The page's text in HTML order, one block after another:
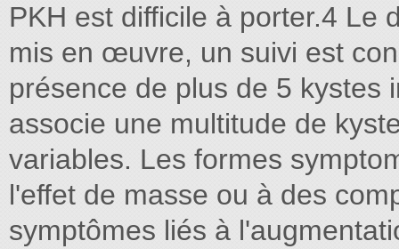
PKH est difficile à porter.4 Le
mis en œuvre, un suivi est
présence de plus de 5 kystes
associe une multitude de
variables. Les formes
l'effet de masse ou à des
symptômes liés à